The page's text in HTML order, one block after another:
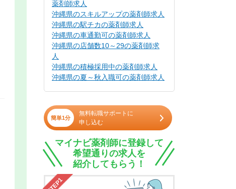
薬剤師求人
沖縄県のスキルアップの薬剤師求人
沖縄県の駅チカの薬剤師求人
沖縄県の車通勤可の薬剤師求人
沖縄県の店舗数10～29の薬剤師求
人
沖縄県の積極採用中の薬剤師求人
沖縄県の夏～秋入職可の薬剤師求人
簡単1分
無料転職サポートに
申し込む
マイナビ薬剤師に登録して
希望通りの求人を
紹介してもらう！